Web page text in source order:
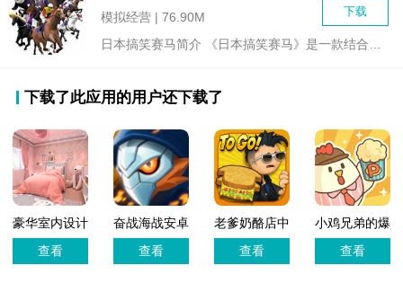
下载
模拟经营 | 76.90M
下载了此应用的用户还下载了
豪华室内设计
查看
奋战海战安卓
版
查看
老爹奶酪店中
文最新版本
查看
小鸡兄弟的爆
米花店铺内置
菜单
查看